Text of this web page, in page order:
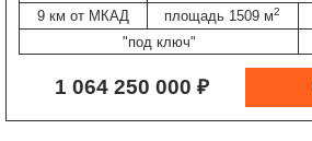
9 км от МКАД
площадь 1509 м2
"под ключ"
1 064 250 000 ₽